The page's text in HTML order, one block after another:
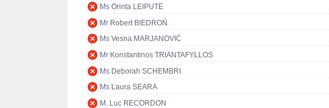
Ms Orinta LEIPUTĖ
Mr Robert BIEDROŃ
Ms Vesna MARJANOVIĆ
Mr Konstantinos TRIANTAFYLLOS
Ms Deborah SCHEMBRI
Ms Laura SEARA
M. Luc RECORDON